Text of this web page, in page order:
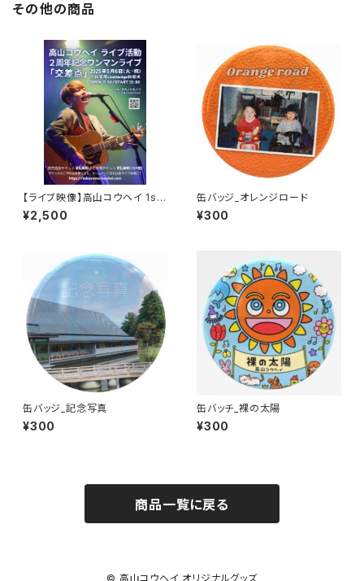
その他の商品
【ライブ映像】高山コウヘイ 1st
ワンマンライブ「交差点」
¥2,500
缶バッジ_オレンジロード
¥300
缶バッジ_記念写真
¥300
缶バッチ_裸の太陽
¥300
商品一覧に戻る
© 高山コウヘイ オリジナルグッズ